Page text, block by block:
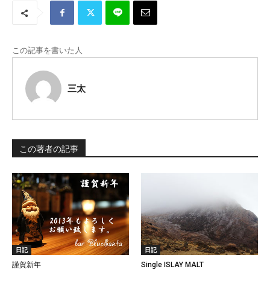
この記事を書いた人
三太
この著者の記事
日記
謹賀新年
日記
Single ISLAY MALT